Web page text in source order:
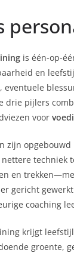
is één-op-
en
eventuele
drie pijlers
voor
zijn
techniek
en
gericht
coaching
krijgt
groente,